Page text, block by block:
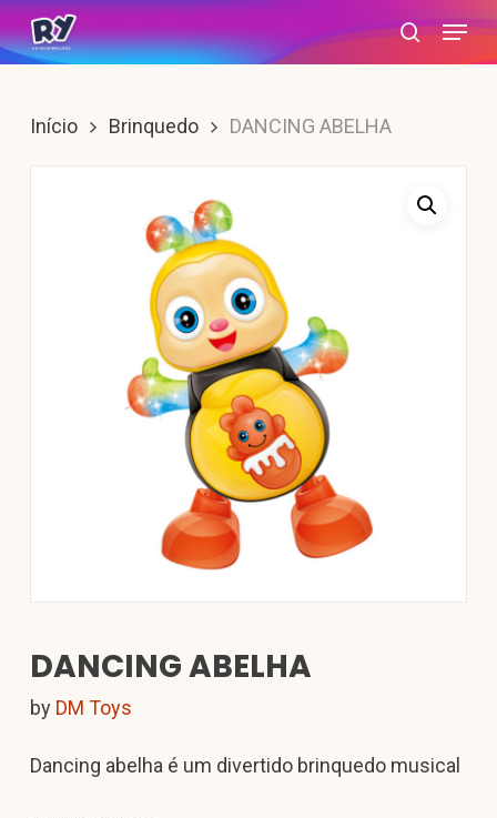
Skip
to
content
search
Menu
Início Brinquedo DANCING ABELHA
DANCING ABELHA
by DM Toys
Dancing abelha é um divertido brinquedo musical